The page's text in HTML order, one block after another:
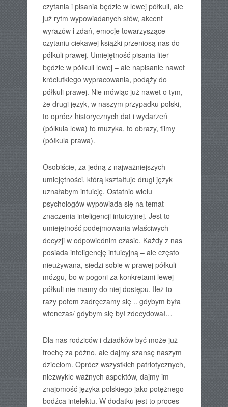
czytania i pisania będzie w lewej półkuli, ale
już rytm wypowiadanych słów, akcent
wyrazów i zdań, emocje towarzyszące
czytaniu ciekawej książki przeniosą nas do
pólkuli prawej. Umiejętność pisania liter
będzie w półkuli lewej – ale napisanie nawet
króciutkiego wypracowania, podąży do
półkuli prawej. Nie mówiąc już nawet o tym,
że drugi język, w naszym przypadku polski,
to oprócz historycznych dat i wydarzeń
(pólkula lewa) to muzyka, to obrazy, filmy
(półkula prawa).
Osobiście, za jedną z najważniejszych
umiejętności, którą kształtuje drugi język
uznałabym intuicję. Ostatnio wielu
psychologów wypowiada się na temat
znaczenia inteligencji intuicyjnej. Jest to
umiejętność podejmowania właściwych
decyzji w odpowiednim czasie. Każdy z nas
posiada inteligencję intuicyjną – ale często
nieużywana, siedzi sobie w prawej półkuli
mózgu, bo w pogoni za konkretami lewej
półkuli nie mamy do niej dostępu. Ileż to
razy potem zadręczamy się .. gdybym była
wtenczas/ gdybym się był zdecydował…
Dla nas rodziców i dziadków być może już
trochę za późno, ale dajmy szansę naszym
dzieciom. Oprócz wszystkich patriotycznych,
niezwykle ważnych aspektów, dajmy im
znajomość języka polskiego jako potężnego
bodźca intelektu. W dodatku jest to proces